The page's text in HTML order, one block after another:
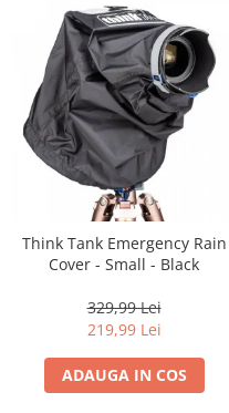
Think Tank Emergency Rain
Cover - Small - Black
329,99 Lei
219,99 Lei
ADAUGA IN COS